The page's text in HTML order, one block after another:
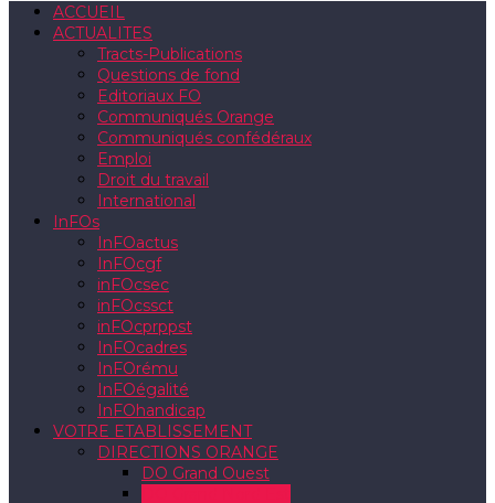
ACCUEIL
ACTUALITES
Tracts-Publications
Questions de fond
Editoriaux FO
Communiqués Orange
Communiqués confédéraux
Emploi
Droit du travail
International
InFOs
InFOactus
InFOcgf
inFOcsec
inFOcssct
inFOcprppst
InFOcadres
InFOrému
InFOégalité
InFOhandicap
VOTRE ETABLISSEMENT
DIRECTIONS ORANGE
DO Grand Ouest